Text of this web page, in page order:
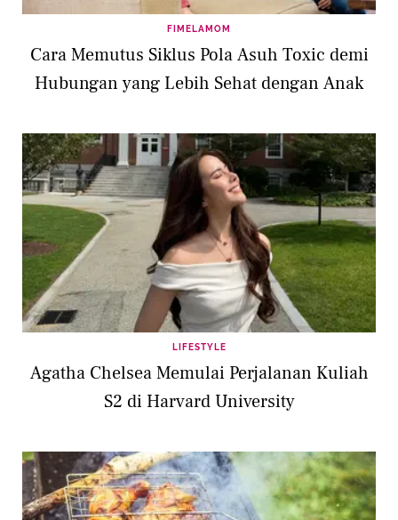
FIMELAMOM
Cara Memutus Siklus Pola Asuh Toxic demi
Hubungan yang Lebih Sehat dengan Anak
LIFESTYLE
Agatha Chelsea Memulai Perjalanan Kuliah
S2 di Harvard University